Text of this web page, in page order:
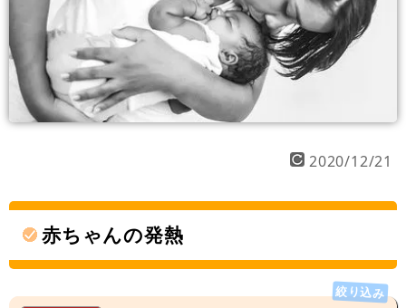
2020/12/21
赤ちゃんの発熱